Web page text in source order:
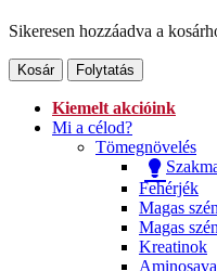
Sikeresen hozzáadva a
Kosár Folytatás
Kiemelt akcióink
Mi a célod?
Tömegnövelés
Fehérjék
Magas
Magas
Kreatinok